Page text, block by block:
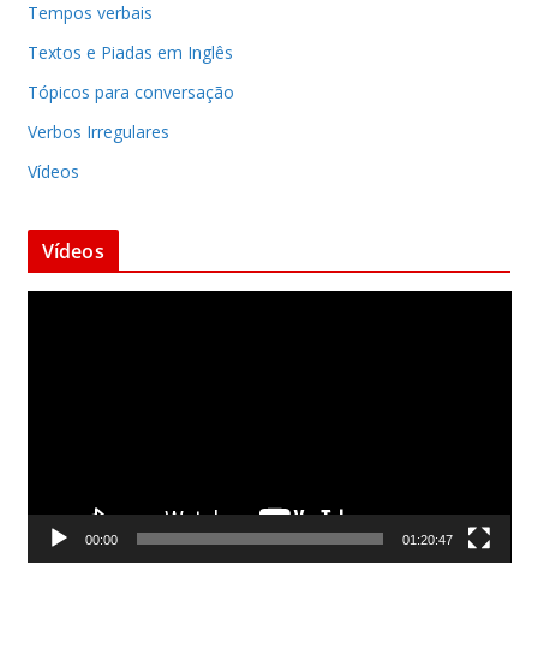
Tempos verbais
Textos e Piadas em Inglês
Tópicos para conversação
Verbos Irregulares
Vídeos
Vídeos
d
00:00 01:20:47